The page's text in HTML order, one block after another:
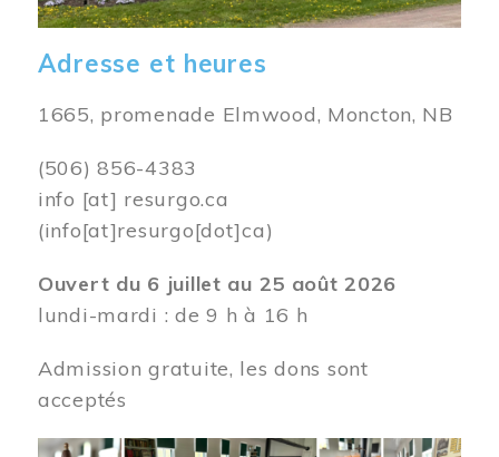
Adresse et heures
1665, promenade Elmwood, Moncton, NB
(506) 856-4383
info [at] resurgo.ca
(info[at]resurgo[dot]ca)
Ouvert du 6 juillet au 25 août 2026
lundi-mardi : de 9 h à 16 h
Admission gratuite, les dons sont
acceptés
Image